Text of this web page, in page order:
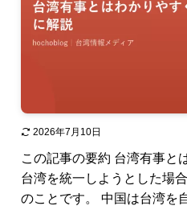
2026年7月10日
この記事の要約 台湾有事と
台湾を統一しようとした場
のことです。 中国は台湾を